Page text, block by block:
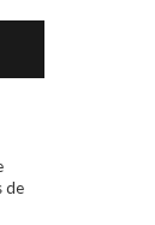
de